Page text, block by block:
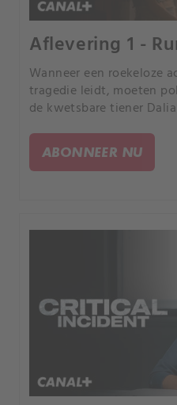
Aflevering 1 -
Wanneer een roekeloze
tragedie leidt, moeten
de kwetsbare tiener
ABONNEER NU